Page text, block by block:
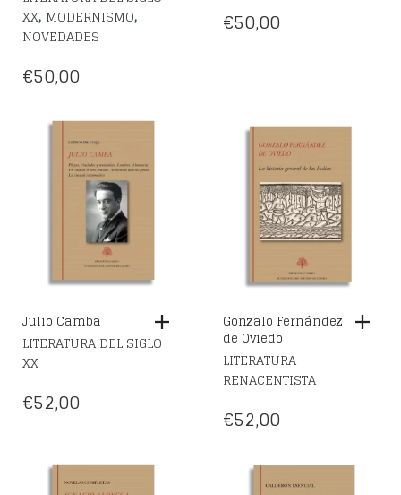
XX, MODERNISMO,
NOVEDADES
€50,00
€50,00
Julio Camba
LITERATURA DEL SIGLO
XX
€52,00
Gonzalo Fernández
de Oviedo
LITERATURA
RENACENTISTA
€52,00